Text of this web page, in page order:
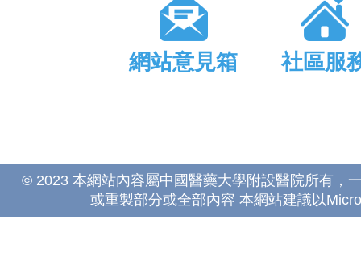
網站意見箱 社區服
© 2023 本網站內容屬中國醫藥大學附設醫院所有，
或重製部分或全部內容 本網站建議以